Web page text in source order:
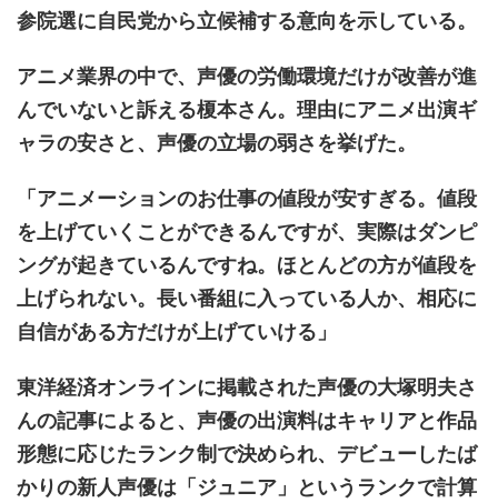
参院選に自民党から立候補する意向を示している。
アニメ業界の中で、声優の労働環境だけが改善が進
んでいないと訴える榎本さん。理由にアニメ出演ギ
ャラの安さと、声優の立場の弱さを挙げた。
「アニメーションのお仕事の値段が安すぎる。値段
を上げていくことができるんですが、実際はダンピ
ングが起きているんですね。ほとんどの方が値段を
上げられない。長い番組に入っている人か、相応に
自信がある方だけが上げていける」
東洋経済オンラインに掲載された声優の大塚明夫さ
んの記事によると、声優の出演料はキャリアと作品
形態に応じたランク制で決められ、デビューしたば
かりの新人声優は「ジュニア」というランクで計算